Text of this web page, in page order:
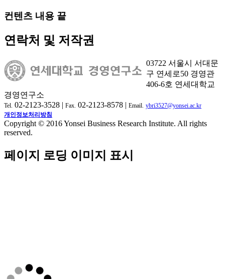
컨텐츠 내용 끝
연락처 및 저작권
03722 서울시 서대문
구 연세로50 경영관
406-6호 연세대학교
경영연구소
Tel. 02-2123-3528 | Fax. 02-2123-8578 | Email. ybri3527@yonsei.ac.kr
개인정보처리방침
Copyright © 2016 Yonsei Business Research Institute. All rights
reserved.
페이지 로딩 이미지 표시